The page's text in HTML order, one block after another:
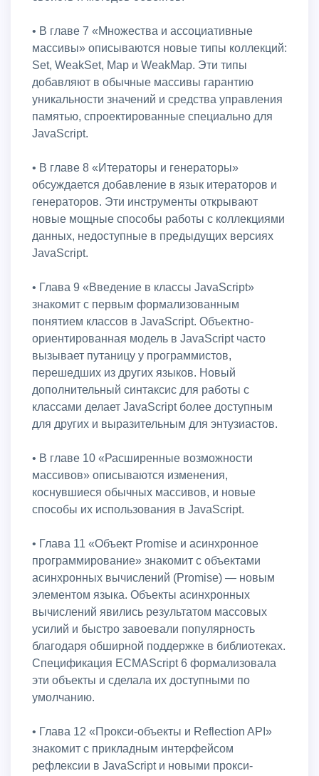
• В главе 7 «Множества и ассоциативные
массивы» описываются новые типы коллекций:
Set, WeakSet, Map и WeakMap. Эти типы
добавляют в обычные массивы гарантию
уникальности значений и средства управления
памятью, спроектированные специально для
JavaScript.
• В главе 8 «Итераторы и генераторы»
обсуждается добавление в язык итераторов и
генераторов. Эти инструменты открывают
новые мощные способы работы с коллекциями
данных, недоступные в предыдущих версиях
JavaScript.
• Глава 9 «Введение в классы JavaScript»
знакомит с первым формализованным
понятием классов в JavaScript. Объектно-
ориентированная модель в JavaScript часто
вызывает путаницу у программистов,
перешедших из других языков. Новый
дополнительный синтаксис для работы с
классами делает JavaScript более доступным
для других и выразительным для энтузиастов.
• В главе 10 «Расширенные возможности
массивов» описываются изменения,
коснувшиеся обычных массивов, и новые
способы их использования в JavaScript.
• Глава 11 «Объект Promise и асинхронное
программирование» знакомит с объектами
асинхронных вычислений (Promise) — новым
элементом языка. Объекты асинхронных
вычислений явились результатом массовых
усилий и быстро завоевали популярность
благодаря обширной поддержке в библиотеках.
Спецификация ECMAScript 6 формализовала
эти объекты и сделала их доступными по
умолчанию.
• Глава 12 «Прокси-объекты и Reflection API»
знакомит с прикладным интерфейсом
рефлексии в JavaScript и новыми прокси-